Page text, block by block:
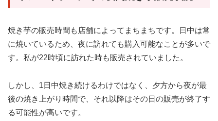
焼き芋の販売時間も店舗によってまちまちです。日中は常
に焼いているため、夜に訪れても購入可能なことが多いで
す。私が22時頃に訪れた時も販売されていました。
しかし、1日中焼き続けるわけではなく、夕方から夜が最
後の焼き上がり時間で、それ以降はその日の販売が終了す
る可能性が高いです。